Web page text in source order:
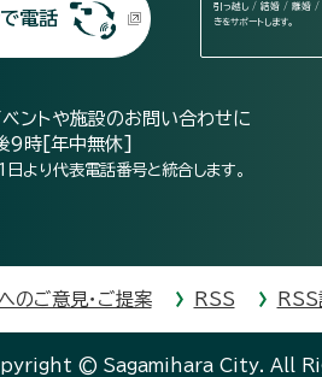
電話
引っ越し / 結婚 / 離婚 /
きをサポートします。
ベントや施設のお問い合わせに
9時[年中無休]
より代表電話番号と統合します。
のご意見・ご提案 RSS RSS
© Sagamihara City. All